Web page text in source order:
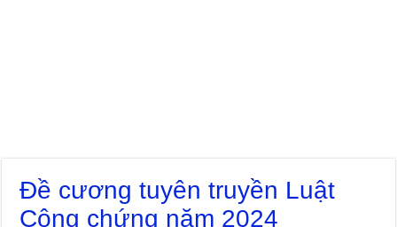
Đề cương tuyên truyền Luật
Công chứng năm 2024